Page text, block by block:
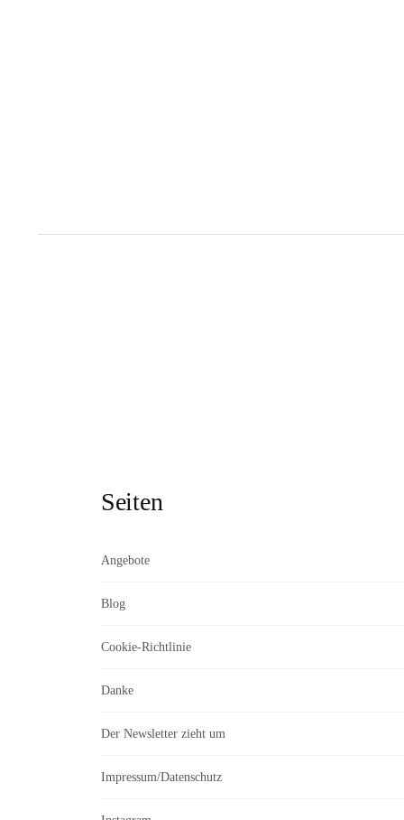
Seiten
Angebote
Blog
Cookie-Richtlinie
Danke
Der Newsletter zieht um
Impressum/Datenschutz